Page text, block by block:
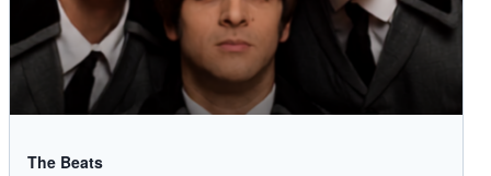
The Beats